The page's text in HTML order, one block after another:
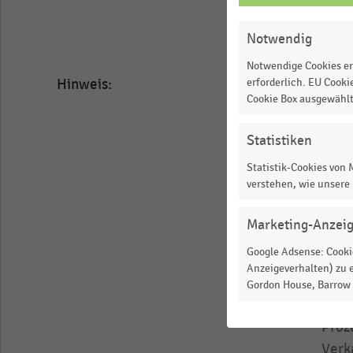
Vkf.
Hinweis:
Die
EINSTELLUNGEN
Notwendig
Notwendige Cookies
erforderlich. EU
Cookie Box
Statistiken
Statistik-Cookies von
verstehen, wie
Marketing-
Google Adsense:
Anzeigeverhalten) zu
Gordon House,